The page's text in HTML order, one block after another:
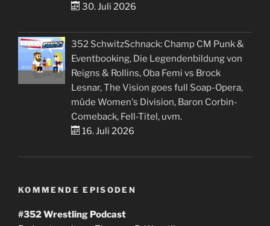
30. Juli 2026
352 SchwitzSchnack: Champ CM Punk &
Eventbooking, Die Legendenbildung von
Reigns & Rollins, Oba Femi vs Brock
Lesnar, The Vision goes full Soap-Opera,
müde Women's Division, Baron Corbin-
Comeback, Fell-Titel, uvm.
16. Juli 2026
KOMMENDE EPISODEN
#352Wrestling Podcast